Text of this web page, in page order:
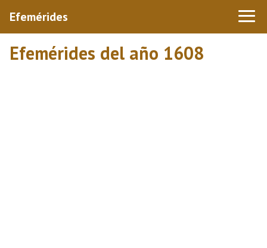
Efemérides
Efemérides del año 1608